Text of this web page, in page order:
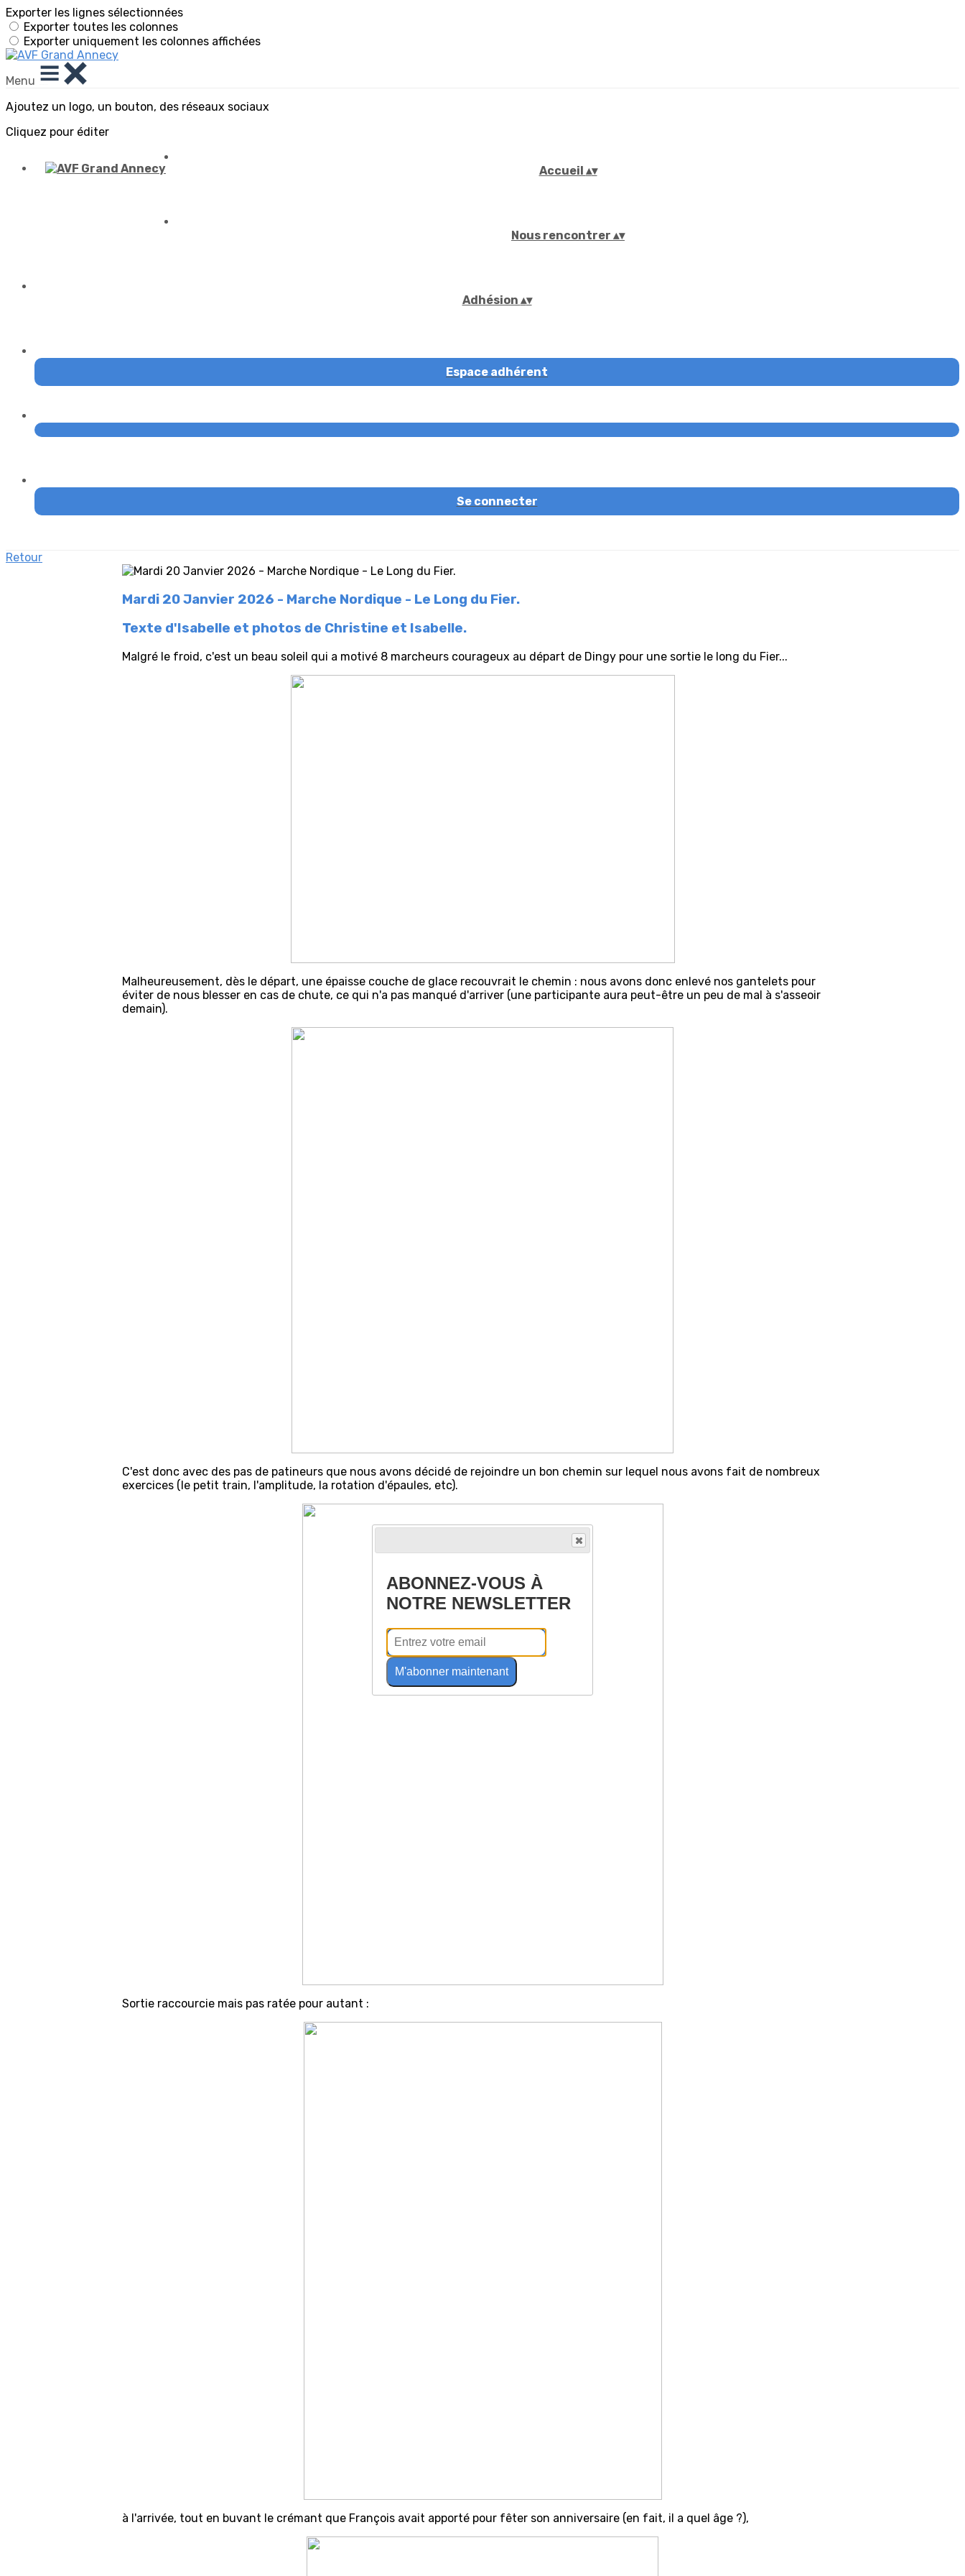
Exporter les lignes sélectionnées
Exporter toutes les colonnes
Exporter uniquement les colonnes affichées
Menu
Ajoutez un logo, un bouton, des réseaux sociaux
Cliquez pour éditer
Accueil ▴▾
Nous rencontrer ▴▾
Adhésion ▴▾
Espace adhérent
Se connecter
Retour
Mardi 20 Janvier 2026 - Marche Nordique - Le Long du Fier.
Texte d'Isabelle et photos de Christine et Isabelle.
Malgré le froid, c'est un beau soleil qui a motivé 8 marcheurs courageux au départ de Dingy pour une sortie le long du Fier...
Malheureusement, dès le départ, une épaisse couche de glace recouvrait le chemin : nous avons donc enlevé nos gantelets pour
éviter de nous blesser en cas de chute, ce qui n'a pas manqué d'arriver (une participante aura peut-être un peu de mal à s'asseoir
demain).
C'est donc avec des pas de patineurs que nous avons décidé de rejoindre un bon chemin sur lequel nous avons fait de nombreux
exercices (le petit train, l'amplitude, la rotation d'épaules, etc).
Sortie raccourcie mais pas ratée pour autant :
à l'arrivée, tout en buvant le crémant que François avait apporté pour fêter son anniversaire (en fait, il a quel âge ?),
ABONNEZ-VOUS À
NOTRE NEWSLETTER
M'abonner maintenant